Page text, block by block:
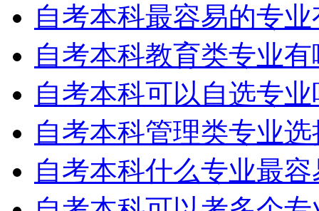
自考本科最容易的专
自考本科教育类专业
自考本科可以自选专
自考本科管理类专业
自考本科什么专业最